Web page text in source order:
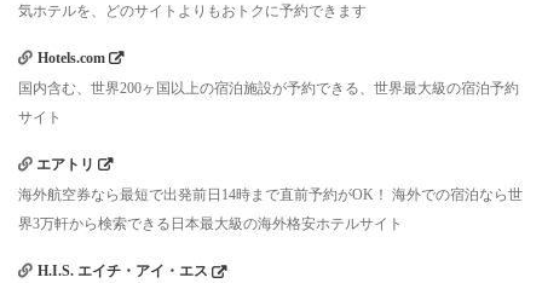
気ホテルを、どのサイトよりもおトクに予約できます
Hotels.com
国内含む、世界200ヶ国以上の宿泊施設が予約できる、世界最大級の宿泊予約
サイト
エアトリ
海外航空券なら最短で出発前日14時まで直前予約がOK！ 海外での宿泊なら世
界3万軒から検索できる日本最大級の海外格安ホテルサイト
H.I.S. エイチ・アイ・エス